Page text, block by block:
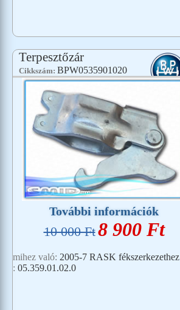
Terpesztőzár
Cikkszám: BPW0535901020
További információk
10 000 Ft8 900 Ft
mihez való: 2005-7 RASK fékszerkezethez
: 05.359.01.02.0